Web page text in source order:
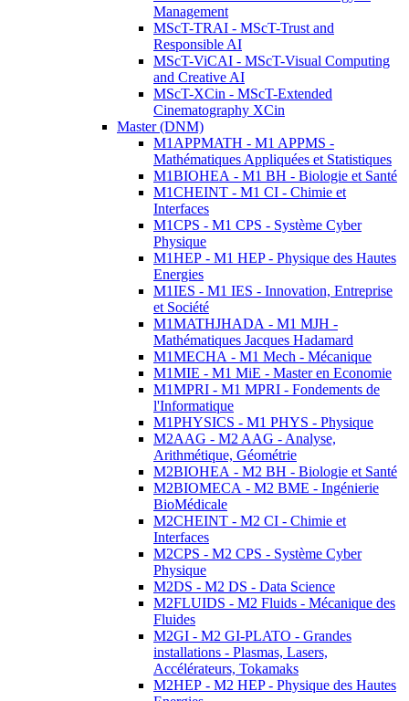
Management
MScT-TRAI - MScT-Trust and
Responsible AI
MScT-ViCAI - MScT-Visual Computing
and Creative AI
MScT-XCin - MScT-Extended
Cinematography XCin
Master (DNM)
M1APPMATH - M1 APPMS -
Mathématiques Appliquées et Statistiques
M1BIOHEA - M1 BH - Biologie et Santé
M1CHEINT - M1 CI - Chimie et
Interfaces
M1CPS - M1 CPS - Système Cyber
Physique
M1HEP - M1 HEP - Physique des Hautes
Energies
M1IES - M1 IES - Innovation, Entreprise
et Société
M1MATHJHADA - M1 MJH -
Mathématiques Jacques Hadamard
M1MECHA - M1 Mech - Mécanique
M1MIE - M1 MiE - Master en Economie
M1MPRI - M1 MPRI - Fondements de
l'Informatique
M1PHYSICS - M1 PHYS - Physique
M2AAG - M2 AAG - Analyse,
Arithmétique, Géométrie
M2BIOHEA - M2 BH - Biologie et Santé
M2BIOMECA - M2 BME - Ingénierie
BioMédicale
M2CHEINT - M2 CI - Chimie et
Interfaces
M2CPS - M2 CPS - Système Cyber
Physique
M2DS - M2 DS - Data Science
M2FLUIDS - M2 Fluids - Mécanique des
Fluides
M2GI - M2 GI-PLATO - Grandes
installations - Plasmas, Lasers,
Accélérateurs, Tokamaks
M2HEP - M2 HEP - Physique des Hautes